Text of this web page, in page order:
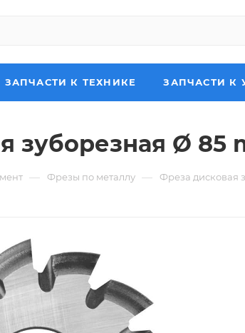
ЗАПЧАСТИ К ТЕХНИКЕ ЗАПЧАСТИ К
зуборезная Ø 85
— Фрезы по металлу — Фреза дисковая